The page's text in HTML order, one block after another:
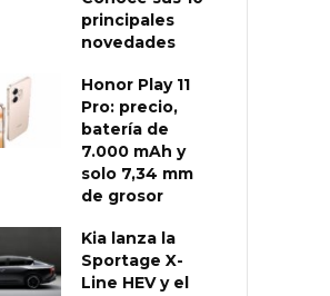
principales
novedades
Honor Play 11
Pro: precio,
batería de
7.000 mAh y
solo 7,34 mm
de grosor
Kia lanza la
Sportage X-
Line HEV y el